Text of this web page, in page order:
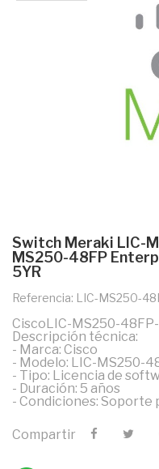
Switch Meraki LIC-
MS250-48FP
5YR
Referencia: LIC-MS250-
CiscoLIC-MS250-
Descripción técnica:
- Marca: Cisco
- Modelo: LIC-MS250-
- Tipo: Licencia de
- Duración: 5 años
- Condiciones: Soporte
Compartir